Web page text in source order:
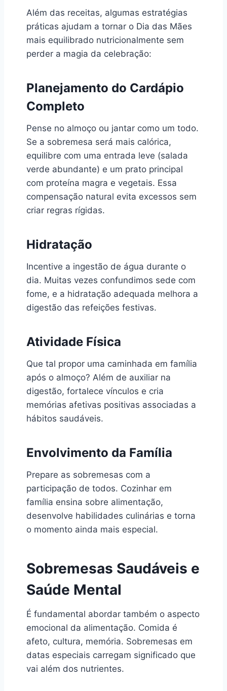
Além das receitas, algumas estratégias
práticas ajudam a tornar o Dia das Mães
mais equilibrado nutricionalmente sem
perder a magia da celebração:
Planejamento do Cardápio
Completo
Pense no almoço ou jantar como um todo.
Se a sobremesa será mais calórica,
equilibre com uma entrada leve (salada
verde abundante) e um prato principal
com proteína magra e vegetais. Essa
compensação natural evita excessos sem
criar regras rígidas.
Hidratação
Incentive a ingestão de água durante o
dia. Muitas vezes confundimos sede com
fome, e a hidratação adequada melhora a
digestão das refeições festivas.
Atividade Física
Que tal propor uma caminhada em família
após o almoço? Além de auxiliar na
digestão, fortalece vínculos e cria
memórias afetivas positivas associadas a
hábitos saudáveis.
Envolvimento da Família
Prepare as sobremesas com a
participação de todos. Cozinhar em
família ensina sobre alimentação,
desenvolve habilidades culinárias e torna
o momento ainda mais especial.
Sobremesas Saudáveis e
Saúde Mental
É fundamental abordar também o aspecto
emocional da alimentação. Comida é
afeto, cultura, memória. Sobremesas em
datas especiais carregam significado que
vai além dos nutrientes.